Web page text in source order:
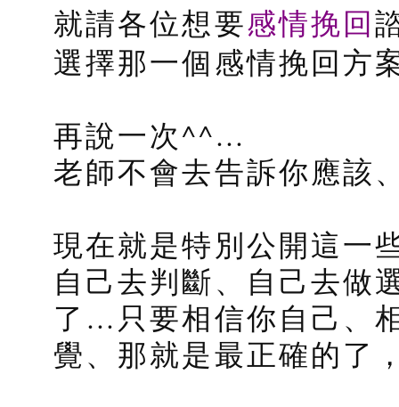
就請各位想要感情挽回
選擇那一個感情挽回方
再說一次^^…
老師不會去告訴你應該
現在就是特別公開這一
自己去判斷、自己去做
了…只要相信你自己、
覺、那就是最正確的了